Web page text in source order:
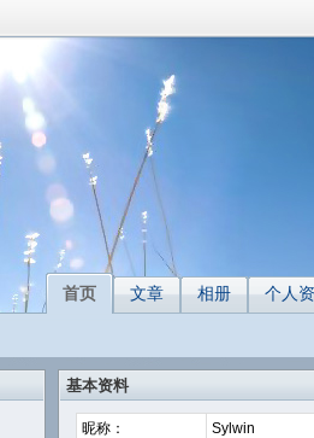
首页 文章 相册 个人
基本资料
昵称：
Sylwin